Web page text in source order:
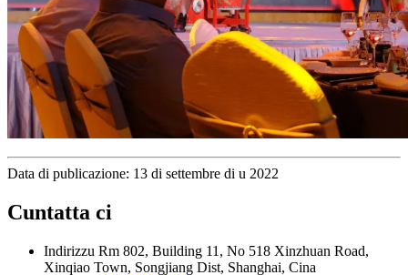
Data di publicazione: 13 di settembre di u 2022
Cuntatta ci
Indirizzu Rm 802, Building 11, No 518 Xinzhuan Road,
Xinqiao Town, Songjiang Dist, Shanghai, Cina